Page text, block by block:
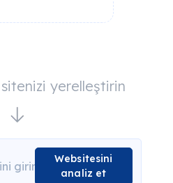
yerelleştirin
Websitesini
analiz et